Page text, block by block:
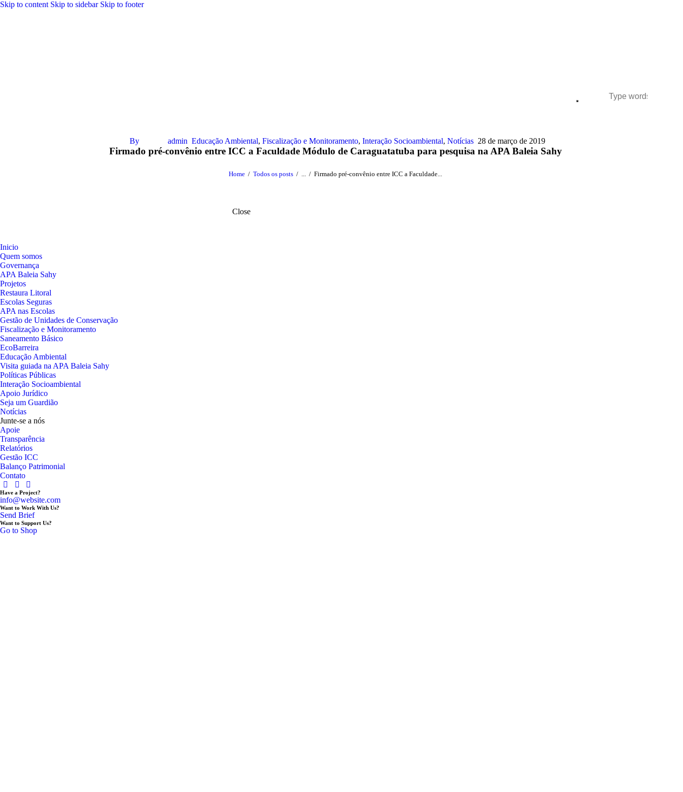
Skip to content Skip to sidebar Skip to footer
By admin Educação Ambiental, Fiscalização e Monitoramento, Interação Socioambiental, Notícias 28 de março de 2019
Firmado pré-convênio entre ICC a Faculdade Módulo de Caraguatatuba para pesquisa na APA Baleia Sahy
Home Todos os posts ... Firmado pré-convênio entre ICC a Faculdade...
Close
Inicio
Quem somos
Governança
APA Baleia Sahy
Projetos
Restaura Litoral
Escolas Seguras
APA nas Escolas
Gestão de Unidades de Conservação
Fiscalização e Monitoramento
Saneamento Básico
EcoBarreira
Educação Ambiental
Visita guiada na APA Baleia Sahy
Políticas Públicas
Interação Socioambiental
Apoio Jurídico
Seja um Guardião
Notícias
Junte-se a nós
Apoie
Transparência
Relatórios
Gestão ICC
Balanço Patrimonial
Contato
Have a Project?
info@website.com
Want to Work With Us?
Send Brief
Want to Support Us?
Go to Shop